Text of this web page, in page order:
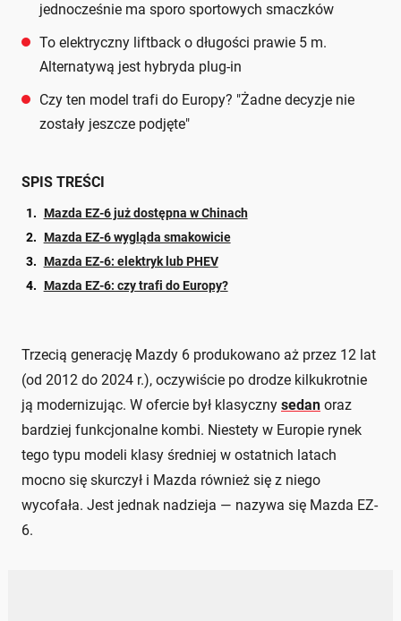
jednocześnie ma sporo sportowych smaczków
To elektryczny liftback o długości prawie 5 m.
Alternatywą jest hybryda plug-in
Czy ten model trafi do Europy? "Żadne decyzje nie
zostały jeszcze podjęte"
SPIS TREŚCI
Mazda EZ-6 już dostępna w Chinach
Mazda EZ-6 wygląda smakowicie
Mazda EZ-6: elektryk lub PHEV
Mazda EZ-6: czy trafi do Europy?
Trzecią generację Mazdy 6 produkowano aż przez 12 lat
(od 2012 do 2024 r.), oczywiście po drodze kilkukrotnie
ją modernizując. W ofercie był klasyczny sedan oraz
bardziej funkcjonalne kombi. Niestety w Europie rynek
tego typu modeli klasy średniej w ostatnich latach
mocno się skurczył i Mazda również się z niego
wycofała. Jest jednak nadzieja — nazywa się Mazda EZ-
6.